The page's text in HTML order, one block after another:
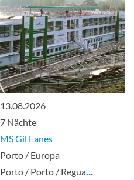
13.08.2026
7 Nächte
MS Gil Eanes
Porto / Europa
Porto / Porto / Regua…